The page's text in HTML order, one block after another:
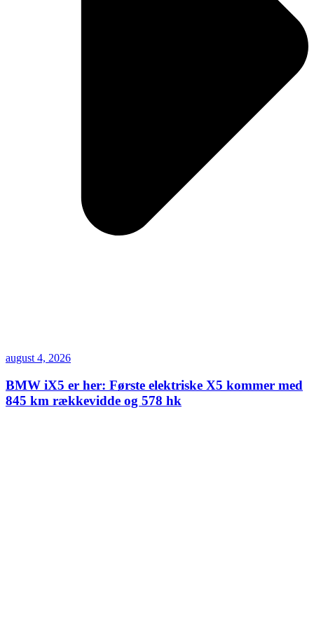
august 4, 2026
BMW iX5 er her: Første elektriske X5 kommer med
845 km rækkevidde og 578 hk